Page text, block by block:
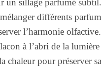
un sillage parfumé subtil.
différents
l’harmonie olfactive.
à l’abri de la
chaleur pour préserver